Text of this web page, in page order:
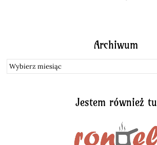
Archiwum
Archiwum
Jestem również tu